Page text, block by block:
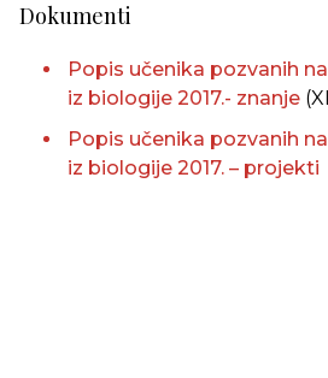
Dokumenti
Popis učenika pozvanih
iz biologije 2017.- znanje
Popis učenika pozvanih
iz biologije 2017. – projekti